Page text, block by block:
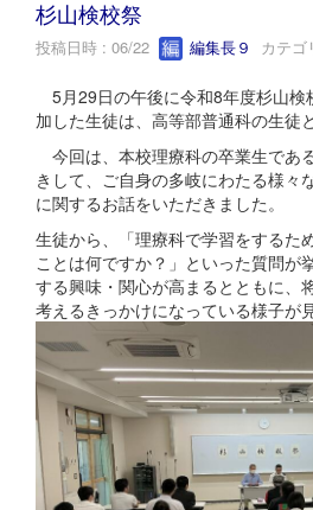
杉山検校祭
投稿日時 : 06/22 編集長９ カテゴ
5月29日の午後に令和8年度杉山検
加した生徒は、高等部普通科の生徒
今回は、本校理療科の卒業生であ
きして、ご自身の多岐にわたる様々
に関するお話をいただきました。
生徒から、「理療科で学習をするた
ことは何ですか？」といった質問が
する興味・関心が高まるとともに、
考えるきっかけになっている様子が